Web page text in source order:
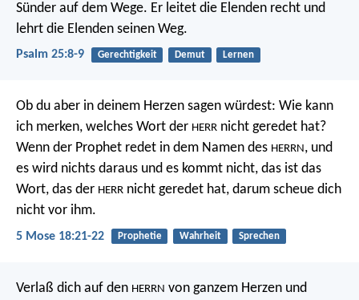
Sünder auf dem Wege. Er leitet die Elenden recht und
lehrt die Elenden seinen Weg.
Psalm 25:8-9 Gerechtigkeit Demut Lernen
Ob du aber in deinem Herzen sagen würdest: Wie kann
ich merken, welches Wort der HERR nicht geredet hat?
Wenn der Prophet redet in dem Namen des HERRN, und
es wird nichts daraus und es kommt nicht, das ist das
Wort, das der HERR nicht geredet hat, darum scheue dich
nicht vor ihm.
5 Mose 18:21-22 Prophetie Wahrheit Sprechen
Verlaß dich auf den HERRN von ganzem Herzen und